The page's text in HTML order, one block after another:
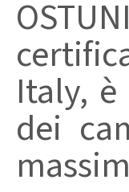
Italy,
dei